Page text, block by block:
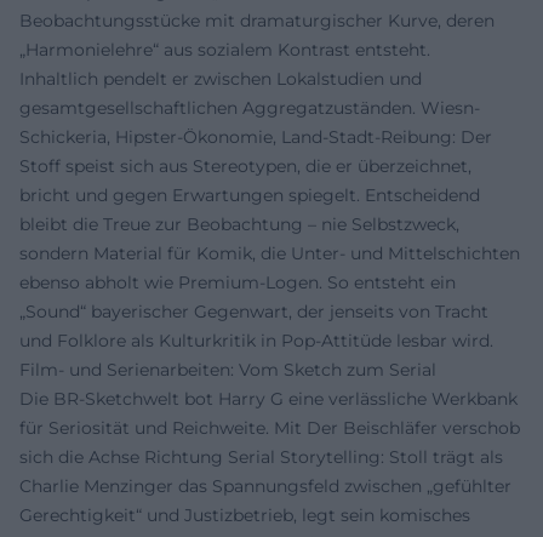
Beobachtungsstücke mit dramaturgischer Kurve, deren
„Harmonielehre“ aus sozialem Kontrast entsteht.
Inhaltlich pendelt er zwischen Lokalstudien und
gesamtgesellschaftlichen Aggregatzuständen. Wiesn-
Schickeria, Hipster-Ökonomie, Land-Stadt-Reibung: Der
Stoff speist sich aus Stereotypen, die er überzeichnet,
bricht und gegen Erwartungen spiegelt. Entscheidend
bleibt die Treue zur Beobachtung – nie Selbstzweck,
sondern Material für Komik, die Unter- und Mittelschichten
ebenso abholt wie Premium-Logen. So entsteht ein
„Sound“ bayerischer Gegenwart, der jenseits von Tracht
und Folklore als Kulturkritik in Pop-Attitüde lesbar wird.
Film- und Serienarbeiten: Vom Sketch zum Serial
Die BR-Sketchwelt bot Harry G eine verlässliche Werkbank
für Seriosität und Reichweite. Mit Der Beischläfer verschob
sich die Achse Richtung Serial Storytelling: Stoll trägt als
Charlie Menzinger das Spannungsfeld zwischen „gefühlter
Gerechtigkeit“ und Justizbetrieb, legt sein komisches